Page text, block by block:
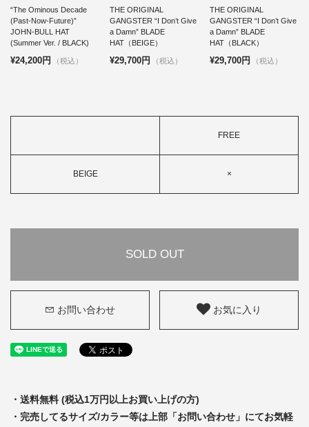
“The Ominous Decade
(Past-Now-Future)”
JOHN-BULL HAT
(Summer Ver. / BLACK)
¥24,200円 （税込）
THE ORIGINAL
GANGSTER “I Don’t Give
a Damn” BLADE
HAT（BEIGE）
¥29,700円 （税込）
THE ORIGINAL
GANGSTER “I Don’t Give
a Damn” BLADE
HAT（BLACK）
¥29,700円 （税込）
FREE
BEIGE ×
SOLD OUT
お問い合わせ お気に入り
・送料無料 (税込1万円以上お買い上げの方)
・完売してるサイズ/カラー等は上部「お問い合わせ」にてお気軽